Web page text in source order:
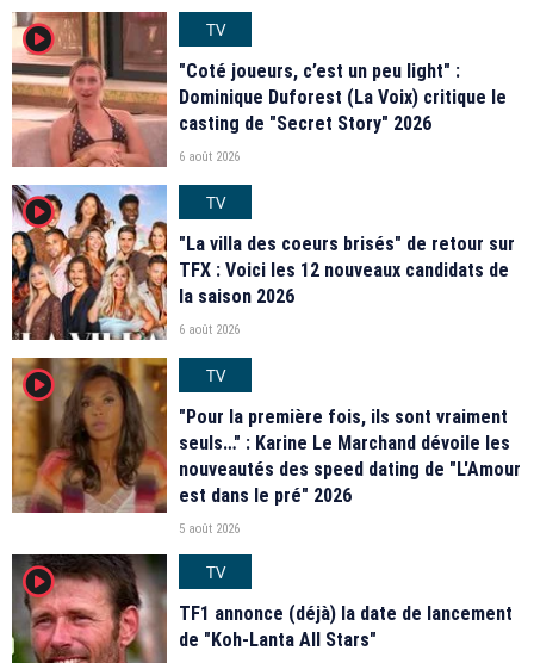
player2
TV
"Coté joueurs, c’est un peu light" :
Dominique Duforest (La Voix) critique le
casting de "Secret Story" 2026
6 août 2026
player2
TV
"La villa des coeurs brisés" de retour sur
TFX : Voici les 12 nouveaux candidats de
la saison 2026
6 août 2026
player2
TV
"Pour la première fois, ils sont vraiment
seuls…" : Karine Le Marchand dévoile les
nouveautés des speed dating de "L'Amour
est dans le pré" 2026
5 août 2026
player2
TV
TF1 annonce (déjà) la date de lancement
de "Koh-Lanta All Stars"